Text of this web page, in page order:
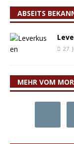
ABSEITS
27.
MEHR VOM